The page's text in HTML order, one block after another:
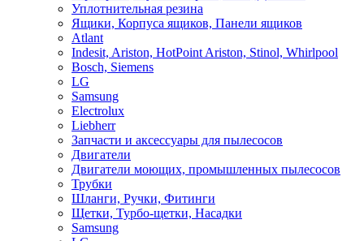
Уплотнительная резина
Ящики, Корпуса ящиков, Панели ящиков
Atlant
Indesit, Ariston, HotPoint Ariston, Stinol, Whirlpool
Bosch, Siemens
LG
Samsung
Electrolux
Liebherr
Запчасти и аксессуары для пылесосов
Двигатели
Двигатели моющих, промышленных пылесосов
Трубки
Шланги, Ручки, Фитинги
Щетки, Турбо-щетки, Насадки
Samsung